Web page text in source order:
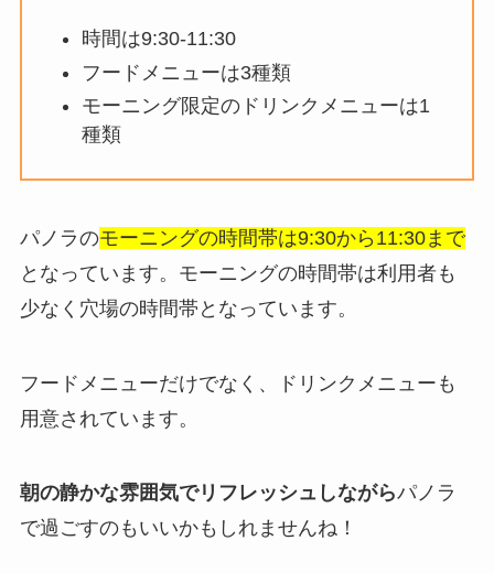
時間は9:30-11:30
フードメニューは3種類
モーニング限定のドリンクメニューは1
種類
パノラのモーニングの時間帯は9:30から11:30まで
となっています。モーニングの時間帯は利用者も
少なく穴場の時間帯となっています。
フードメニューだけでなく、ドリンクメニューも
用意されています。
朝の静かな雰囲気でリフレッシュしながらパノラ
で過ごすのもいいかもしれませんね！